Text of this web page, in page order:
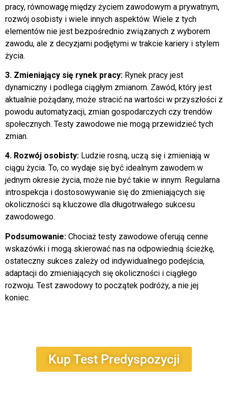
pracy, równowagę między życiem zawodowym a prywatnym,
rozwój osobisty i wiele innych aspektów. Wiele z tych
elementów nie jest bezpośrednio związanych z wyborem
zawodu, ale z decyzjami podjętymi w trakcie kariery i stylem
życia.
3. Zmieniający się rynek pracy: Rynek pracy jest
dynamiczny i podlega ciągłym zmianom. Zawód, który jest
aktualnie pożądany, może stracić na wartości w przyszłości z
powodu automatyzacji, zmian gospodarczych czy trendów
społecznych. Testy zawodowe nie mogą przewidzieć tych
zmian.
4. Rozwój osobisty: Ludzie rosną, uczą się i zmieniają w
ciągu życia. To, co wydaje się być idealnym zawodem w
jednym okresie życia, może nie być takie w innym. Regularna
introspekcja i dostosowywanie się do zmieniających się
okoliczności są kluczowe dla długotrwałego sukcesu
zawodowego.
Podsumowanie: Chociaż testy zawodowe oferują cenne
wskazówki i mogą skierować nas na odpowiednią ścieżkę,
ostateczny sukces zależy od indywidualnego podejścia,
adaptacji do zmieniających się okoliczności i ciągłego
rozwoju. Test zawodowy to początek podróży, a nie jej
koniec.
Kup Test Predyspozycji